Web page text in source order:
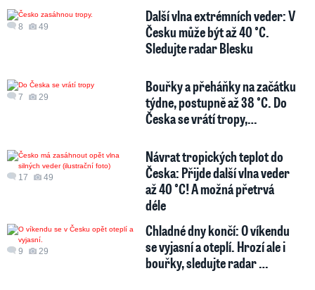
8 49
Další vlna extrémních veder: V
Česku může být až 40 °C.
Sledujte radar Blesku
7 29
Bouřky a přeháňky na začátku
týdne, postupně až 38 °C. Do
Česka se vrátí tropy,…
17 49
Návrat tropických teplot do
Česka: Přijde další vlna veder
až 40 °C! A možná přetrvá
déle
9 29
Chladné dny končí: O víkendu
se vyjasní a oteplí. Hrozí ale i
bouřky, sledujte radar …